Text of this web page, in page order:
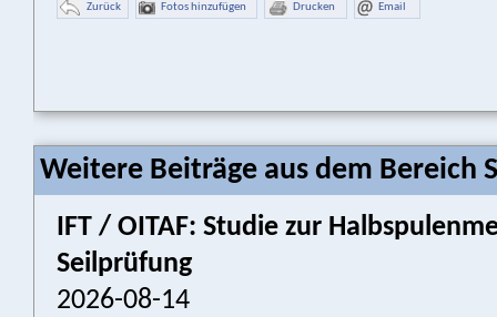
Zurück Fotos hinzufügen Drucken Email
Weitere Beiträge aus dem Bereich
IFT / OITAF: Studie zur
Seilprüfung
2026-08-14